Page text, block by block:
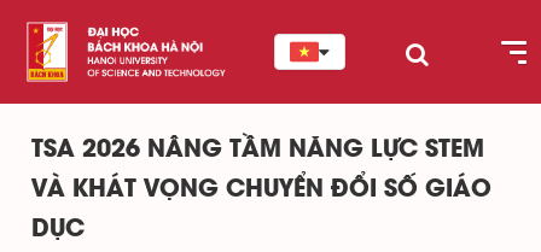
TSA 2026 NÂNG TẦM NĂNG LỰC STEM
VÀ KHÁT VỌNG CHUYỂN ĐỔI SỐ GIÁO
DỤC